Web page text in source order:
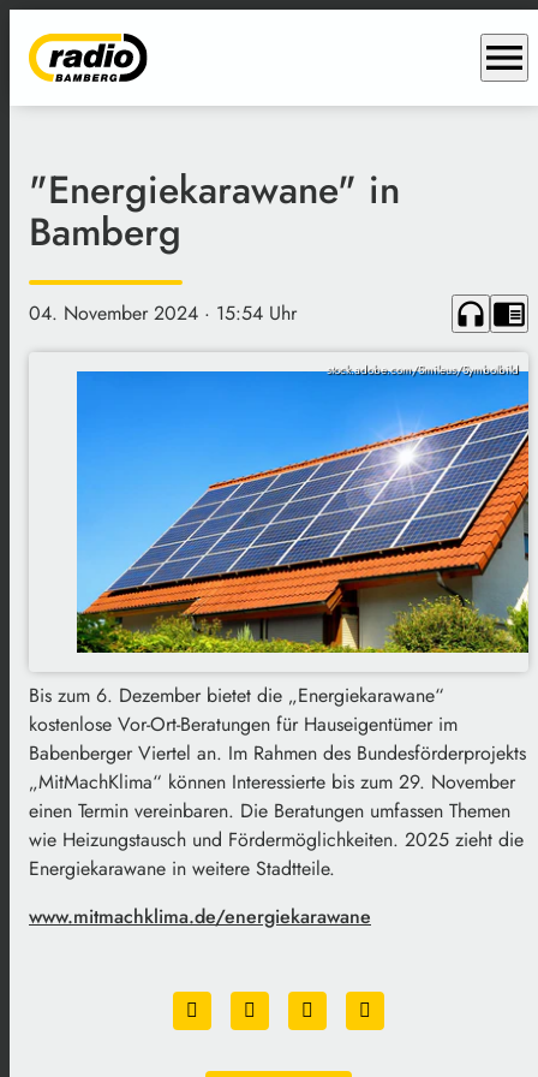
menu
"Energiekarawane" in
Bamberg
04. November 2024 · 15:54 Uhr headphones chrome_reader_mode
stock.adobe.com/Smileus/Symbolbild
Bis zum 6. Dezember bietet die „Energiekarawane“
kostenlose Vor-Ort-Beratungen für Hauseigentümer im
Babenberger Viertel an. Im Rahmen des Bundesförderprojekts
„MitMachKlima“ können Interessierte bis zum 29. November
einen Termin vereinbaren. Die Beratungen umfassen Themen
wie Heizungstausch und Fördermöglichkeiten. 2025 zieht die
Energiekarawane in weitere Stadtteile.
www.mitmachklima.de/energiekarawane